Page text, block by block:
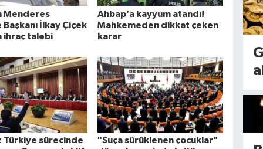
Menderes
İlkay Çiçek
ihraç talebi
Ahbap’a kayyum atandı!
Mahkemeden dikkat çeken
karar
Türkiye sürecinde
"Suça sürüklenen çocuklar"
7